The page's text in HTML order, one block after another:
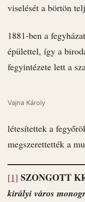
viselését a börtön
1881-ben a
épülettel, így a
fegyintézete lett a
Vajna Károly
létesítettek a
megszerettették a
[1] SZONGOTT
királyi város